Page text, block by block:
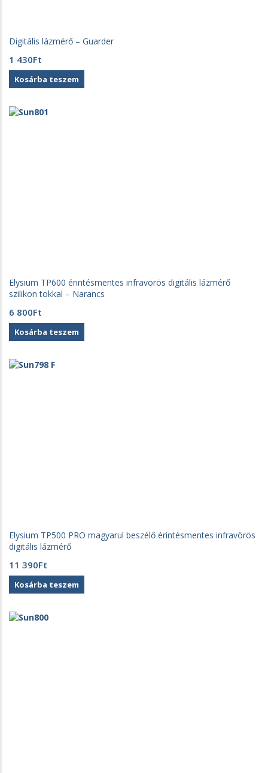
Digitális lázmérő – Guarder
1 430Ft
Kosárba teszem
Elysium TP600 érintésmentes infravörös digitális lázmérő
szilikon tokkal – Narancs
6 800Ft
Kosárba teszem
Elysium TP500 PRO magyarul beszélő érintésmentes infravörös
digitális lázmérő
11 390Ft
Kosárba teszem